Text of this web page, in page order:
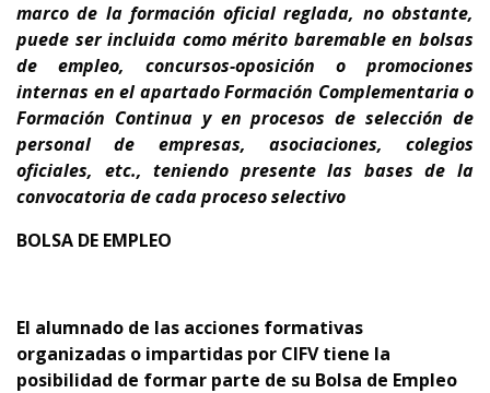
marco de la formación oficial reglada, no obstante,
puede ser incluida como mérito baremable en bolsas
de empleo, concursos-oposición o promociones
internas en el apartado Formación Complementaria o
Formación Continua y en procesos de selección de
personal de empresas, asociaciones, colegios
oficiales, etc., teniendo presentelas bases de la
convocatoria de cada proceso selectivo
BOLSA DE EMPLEO
El alumnado de las acciones formativas
organizadas o impartidas por CIFV tiene la
posibilidad de formar parte de su Bolsa de Empleo